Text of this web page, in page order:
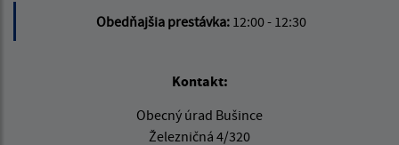
Obedňajšia prestávka: 12:00 - 12:30
Kontakt:
Obecný úrad Bušince
Železničná 4/320